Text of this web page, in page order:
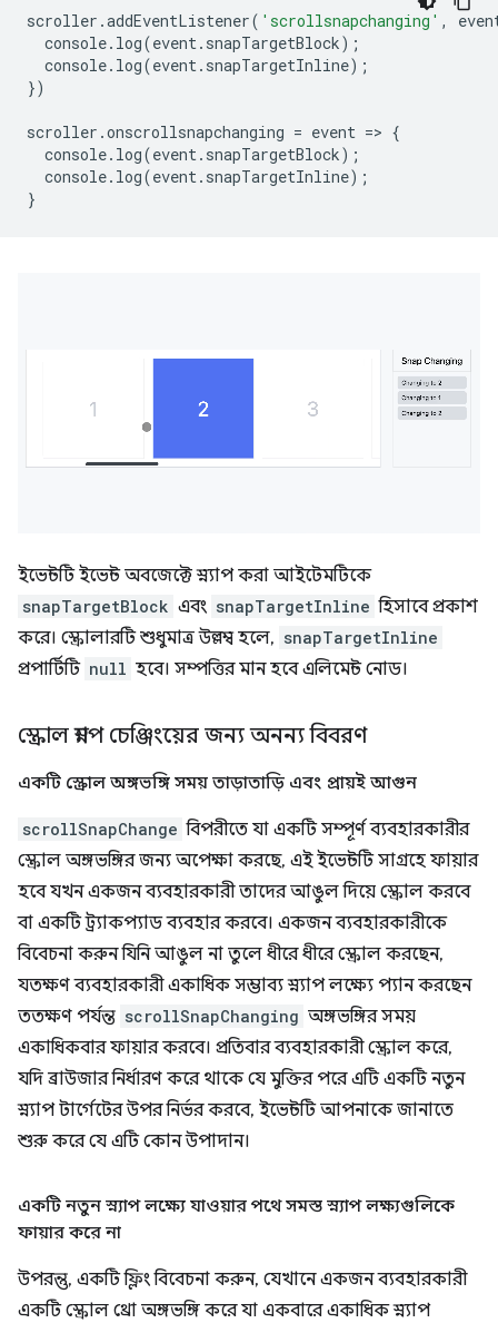
scroller .addEventListener( 'scrollsnapchanging' ,
console. log(event. snapTargetBlock);
console. log(event. snapTargetInline);
})
scroller .onscrollsnapchanging = event => {
console. log(event. snapTargetBlock);
console. log(event. snapTargetInline);
}
ইভেন্টটি ইভেন্ট অবজেক্টে স্ন্যাপ করা আইটেমটিকে
snapTargetBlock এবং snapTargetInline হিসাবে প্রকাশ
করে। স্ক্রোলারটি শুধুমাত্র উল্লম্ব হলে, snapTargetInline
প্রপার্টিটি null হবে। সম্পত্তির মান হবে এলিমেন্ট নোড।
স্ক্রোল স্ন্যাপ চেঞ্জিংয়ের জন্য অনন্য বিবরণ
একটি স্ক্রোল অঙ্গভঙ্গি সময় তাড়াতাড়ি এবং প্রায়ই আগুন
scrollSnapChange বিপরীতে যা একটি সম্পূর্ণ ব্যবহারকারীর
স্ক্রোল অঙ্গভঙ্গির জন্য অপেক্ষা করছে, এই ইভেন্টটি সাগ্রহে ফায়ার
হবে যখন একজন ব্যবহারকারী তাদের আঙুল দিয়ে স্ক্রোল করবে
বা একটি ট্র্যাকপ্যাড ব্যবহার করবে। একজন ব্যবহারকারীকে
বিবেচনা করুন যিনি আঙুল না তুলে ধীরে ধীরে স্ক্রোল করছেন,
যতক্ষণ ব্যবহারকারী একাধিক সম্ভাব্য স্ন্যাপ লক্ষ্যে প্যান করছেন
ততক্ষণ পর্যন্ত scrollSnapChanging অঙ্গভঙ্গির সময়
একাধিকবার ফায়ার করবে। প্রতিবার ব্যবহারকারী স্ক্রোল করে,
যদি ব্রাউজার নির্ধারণ করে থাকে যে মুক্তির পরে এটি একটি নতুন
স্ন্যাপ টার্গেটের উপর নির্ভর করবে, ইভেন্টটি আপনাকে জানাতে
শুরু করে যে এটি কোন উপাদান।
একটি নতুন স্ন্যাপ লক্ষ্যে যাওয়ার পথে সমস্ত স্ন্যাপ লক্ষ্যগুলিকে
ফায়ার করে না
উপরন্তু, একটি ফ্লিং বিবেচনা করুন, যেখানে একজন ব্যবহারকারী
একটি স্ক্রোল থ্রো অঙ্গভঙ্গি করে যা একবারে একাধিক স্ন্যাপ